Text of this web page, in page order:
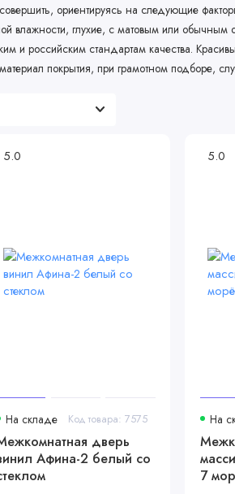
ориентируясь на следующие
влажности, глухие, с матовым или обычным
и российским стандартам качества.
покрытия, при грамотном подборе,
5.0
На складе Код товара: 7575
дверь
Афина-2 белый со
5.0
На
7